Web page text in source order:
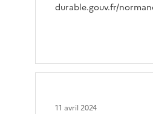
durable.gouv.fr/
11 avril 2024